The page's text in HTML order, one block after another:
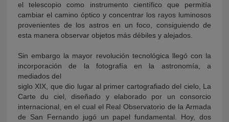
el telescopio como instrumento científico que permitía
cambiar el camino óptico y concentrar los rayos luminosos
provenientes de los astros en un foco, consiguiendo de
esta manera observar objetos más débiles y alejados.
Sin embargo la mayor revolución tecnológica llegó con la
incorporación de la fotografía en la astronomía, a
mediados del
siglo XIX, que dio lugar al primer cartografiado del cielo, La
Carte du ciel, diseñado y elaborado por un consorcio
internacional, en el cual el Real Observatorio de la Armada
de San Fernando jugó un papel fundamental. Hoy, dos